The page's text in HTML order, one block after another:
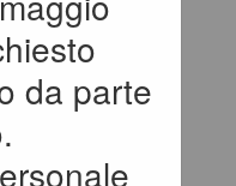
da parte
/ CIE
al